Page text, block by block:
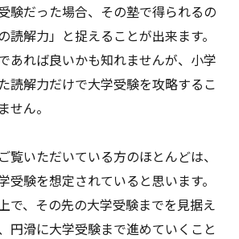
験だった場合、その塾で得られるの
読解力」と捉えることが出来ます。
あれば良いかも知れませんが、小学
読解力だけで大学受験を攻略するこ
せん。
覧いただいている方のほとんどは、
験を想定されていると思います。
で、その先の大学受験までを見据え
円滑に大学受験まで進めていくこと